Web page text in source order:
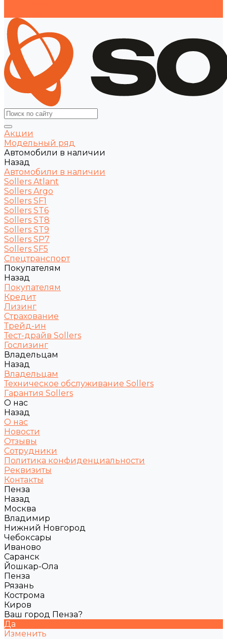
Акции
Модельный ряд
Автомобили в наличии
Назад
Автомобили в наличии
Sollers Atlant
Sollers Argo
Sollers SF1
Sollers ST6
Sollers ST8
Sollers ST9
Sollers SP7
Sollers SF5
Спецтранспорт
Покупателям
Назад
Покупателям
Кредит
Лизинг
Страхование
Трейд-ин
Тест-драйв Sollers
Гослизинг
Владельцам
Назад
Владельцам
Техническое обслуживание Sollers
Гарантия Sollers
О нас
Назад
О нас
Новости
Отзывы
Сотрудники
Политика конфиденциальности
Реквизиты
Контакты
Пенза
Назад
Москва
Владимир
Нижний Новгород
Чебоксары
Иваново
Саранск
Йошкар-Ола
Пенза
Рязань
Кострома
Киров
Ваш город Пенза?
Да
Изменить